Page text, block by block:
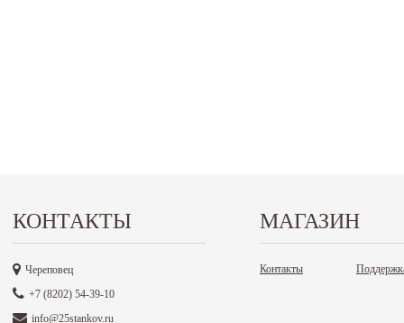
КОНТАКТЫ
Череповец
+7 (8202) 54-39-10
info@25stankov.ru
МАГАЗИН
Контакты